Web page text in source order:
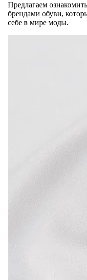
Предлагаем
брендами обуви,
себе в мире моды.